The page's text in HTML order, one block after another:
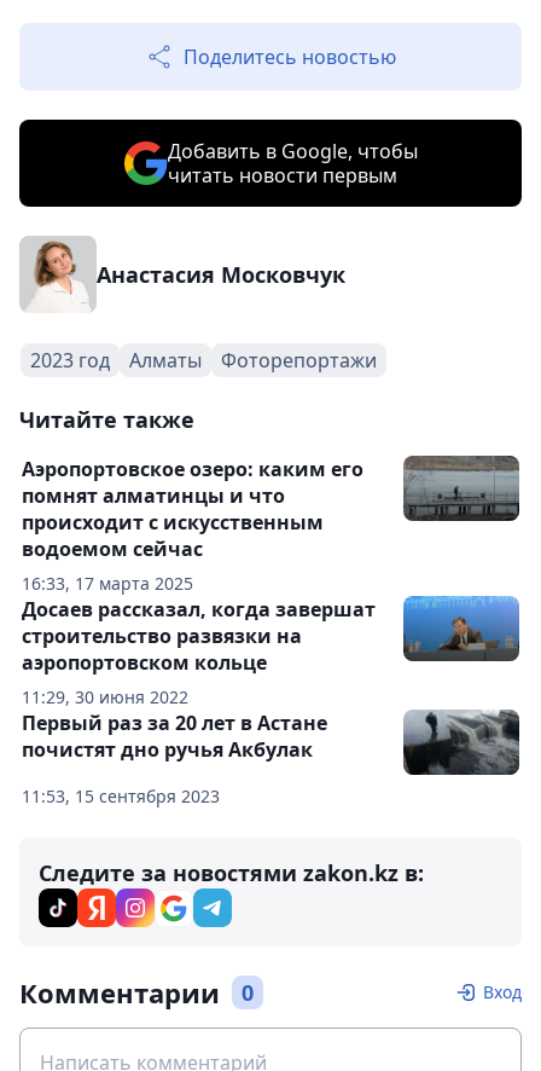
Поделитесь новостью
Добавить в Google, чтобы
читать новости первым
Анастасия Московчук
2023 год Алматы Фоторепортажи
Читайте также
16:33, 17 марта 2025
Аэропортовское озеро: каким его
помнят алматинцы и что
происходит с искусственным
водоемом сейчас
11:29, 30 июня 2022
Досаев рассказал, когда завершат
строительство развязки на
аэропортовском кольце
11:53, 15 сентября 2023
Первый раз за 20 лет в Астане
почистят дно ручья Акбулак
Следите за новостями zakon.kz в:
Комментарии 0 Вход